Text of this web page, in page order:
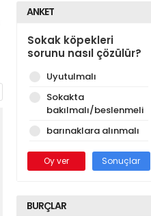
ANKET
Sokak köpekleri
sorunu nasıl çözülür?
Uyutulmalı
Sokakta
bakılmalı/beslenmeli
barınaklara alınmalı
Oy ver Sonuçlar
BURÇLAR